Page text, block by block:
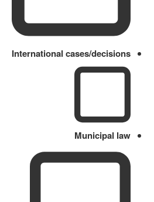
International cases/decisions
Municipal law